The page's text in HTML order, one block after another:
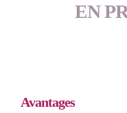
EN
Avantages